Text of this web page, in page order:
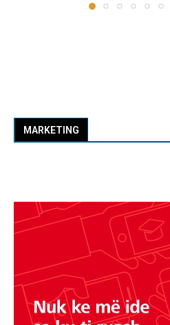
MARKETING